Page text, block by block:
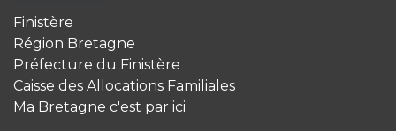
Finistère
Région Bretagne
Préfecture du Finistère
Caisse des Allocations Familiales
Ma Bretagne c'est par ici